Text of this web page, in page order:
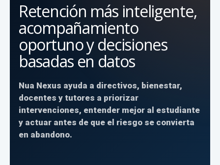
Retención más inteligente,
acompañamiento
oportuno y decisiones
basadas en datos
Nua Nexus ayuda a directivos, bienestar,
docentes y tutores a priorizar
intervenciones, entender mejor al estudiante
y actuar antes de que el riesgo se convierta
en abandono.